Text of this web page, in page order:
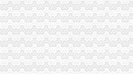
重庆市工商行政管理局公众信息网
《关于印发重庆市渝北区招投标会
空港新城
【许昌空港新城（二期）二手房|空
空港新城房价网,2018空港新城房价
空港新城1号线路_空港新城1号线